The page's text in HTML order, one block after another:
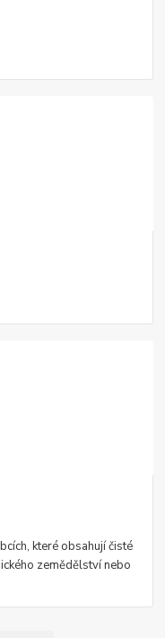
které obsahují čisté
zemědělství nebo